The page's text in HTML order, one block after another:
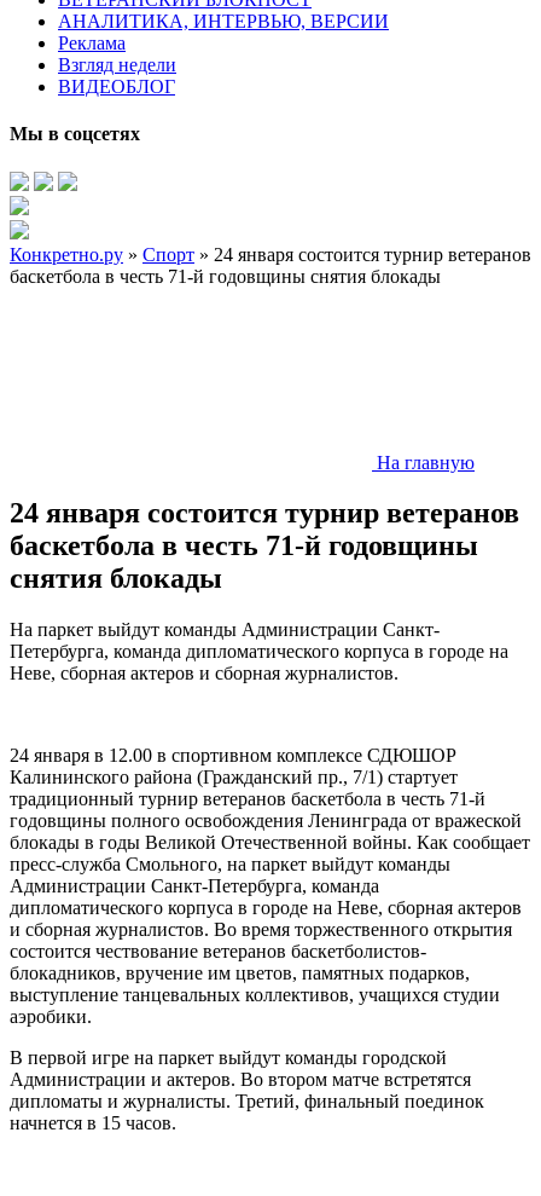
АНАЛИТИКА, ИНТЕРВЬЮ, ВЕРСИИ
Реклама
Взгляд недели
ВИДЕОБЛОГ
Мы в соцсетях
Конкретно.ру » Спорт » 24 января состоится турнир ветеранов
баскетбола в честь 71-й годовщины снятия блокады
На главную
24 января состоится турнир ветеранов
баскетбола в честь 71-й годовщины
снятия блокады
На паркет выйдут команды Администрации Санкт-
Петербурга, команда дипломатического корпуса в городе на
Неве, сборная актеров и сборная журналистов.
24 января в 12.00 в спортивном комплексе СДЮШОР
Калининского района (Гражданский пр., 7/1) стартует
традиционный турнир ветеранов баскетбола в честь 71-й
годовщины полного освобождения Ленинграда от вражеской
блокады в годы Великой Отечественной войны. Как сообщает
пресс-служба Смольного, на паркет выйдут команды
Администрации Санкт-Петербурга, команда
дипломатического корпуса в городе на Неве, сборная актеров
и сборная журналистов. Во время торжественного открытия
состоится чествование ветеранов баскетболистов-
блокадников, вручение им цветов, памятных подарков,
выступление танцевальных коллективов, учащихся студии
аэробики.
В первой игре на паркет выйдут команды городской
Администрации и актеров. Во втором матче встретятся
дипломаты и журналисты. Третий, финальный поединок
начнется в 15 часов.